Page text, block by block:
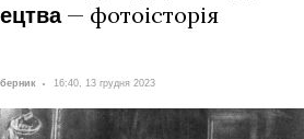
— фотоісторія
16:40, 13 грудня 2023